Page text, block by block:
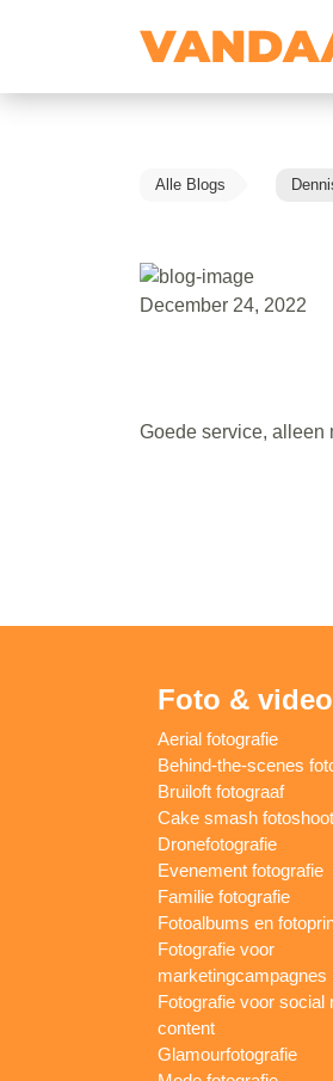
Alle Blogs
December 24, 2022
Goede service, alleen
Foto & video
Aerial fotografie
Behind-the-scenes
Bruiloft fotograaf
Cake smash fotoshoot
Dronefotografie
Evenement fotografie
Familie fotografie
Fotoalbums en
Fotografie voor
marketingcampagnes
Fotografie voor social
content
Glamourfotografie